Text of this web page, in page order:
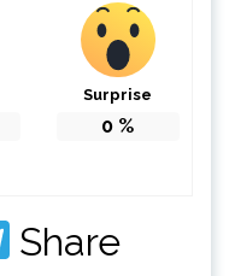
Surprise
0 %
Telegram
Share